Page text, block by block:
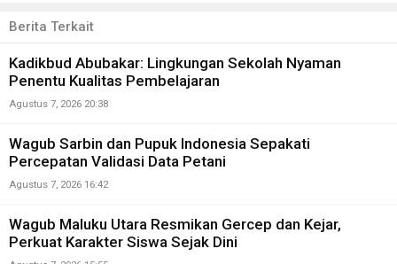
Berita Terkait
Kadikbud Abubakar: Lingkungan Sekolah Nyaman
Penentu Kualitas Pembelajaran
Agustus 7, 2026 20:38
Wagub Sarbin dan Pupuk Indonesia Sepakati
Percepatan Validasi Data Petani
Agustus 7, 2026 16:42
Wagub Maluku Utara Resmikan Gercep dan Kejar,
Perkuat Karakter Siswa Sejak Dini